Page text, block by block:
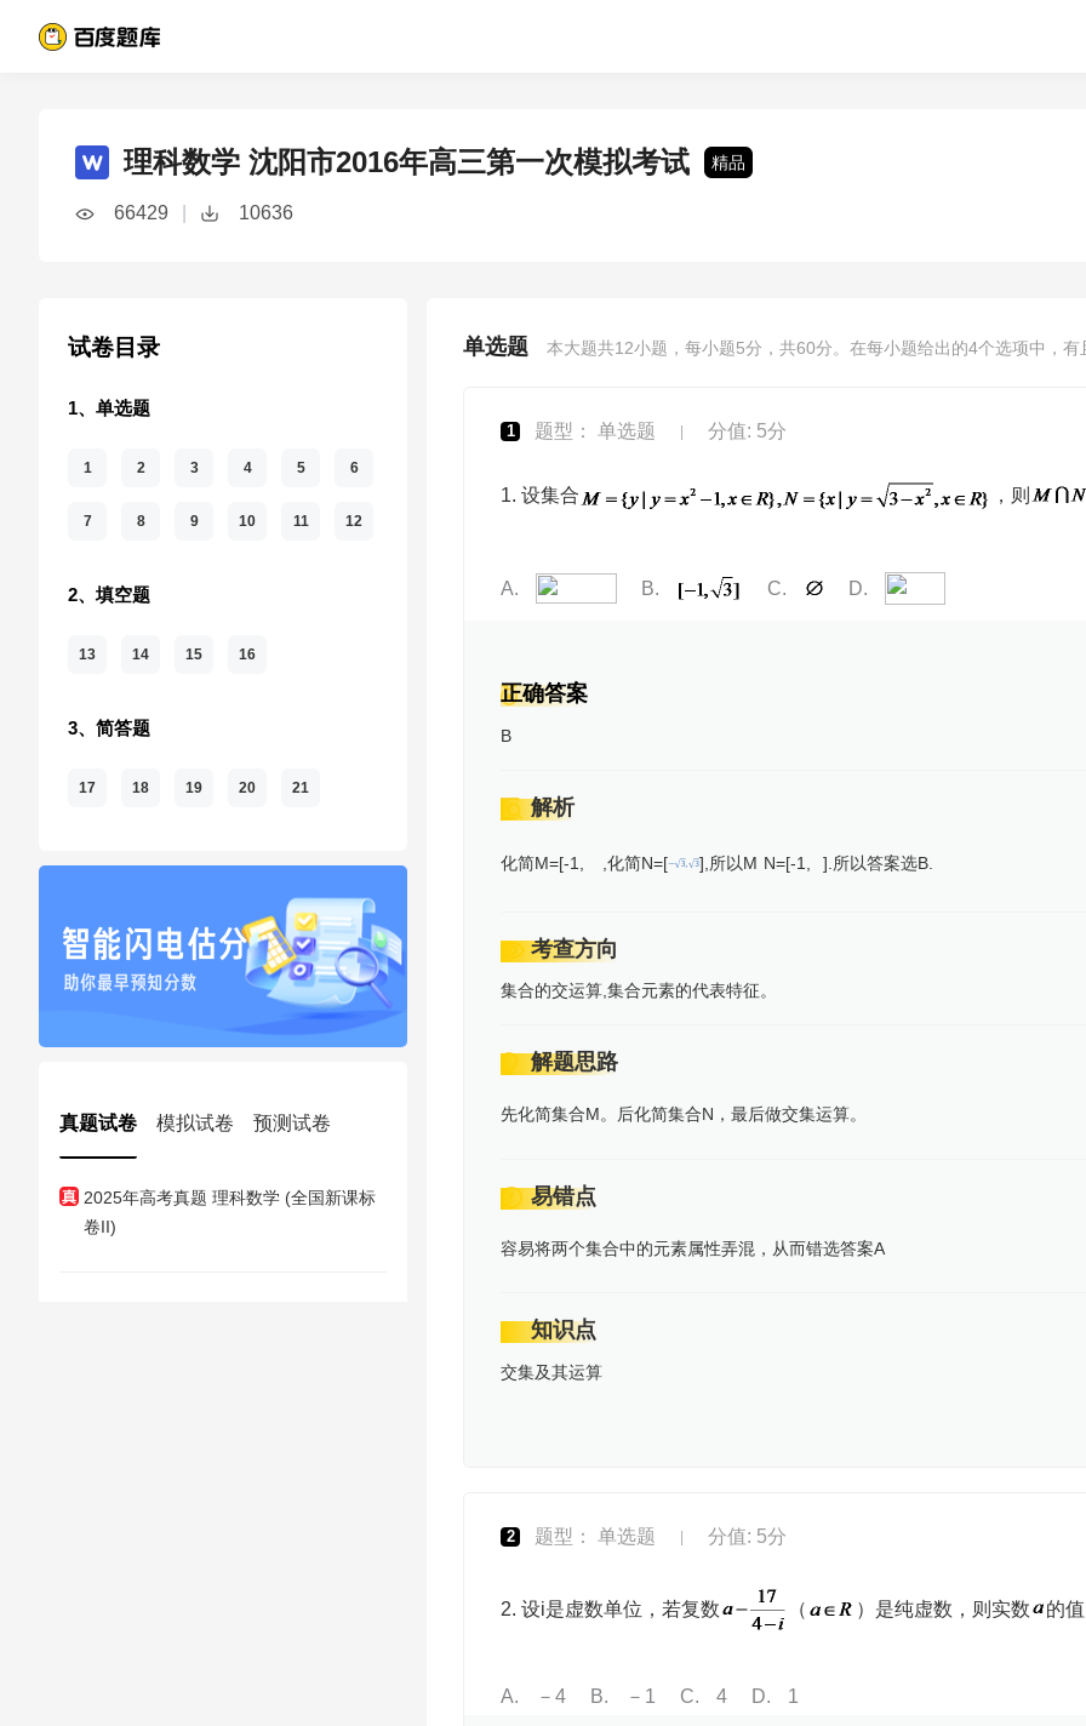
理科数学 沈阳市2016年高三第一次模拟考试 精品
66429 10636
试卷目录
1、单选题
1 2 3 4 5 6
7 8 9 10 11 12
2、填空题
13 14 15 16
3、简答题
17 18 19 20 21
真题试卷 模拟试卷 预测试卷
2025年高考真题 理科数学 (全国新课标
卷II)
单选题 本大题共12小题，每小题5分，共60分。在每小题给出的4个选项中，有
1 题型： 单选题 | 分值: 5分
1. 设集合 ，则
A B C D
正确答案
B
解析
化简M=[-1, ,化简N=[ ],所以M N=[-1, ].所以答案选B.
考查方向
集合的交运算,集合元素的代表特征。
解题思路
先化简集合M。后化简集合N，最后做交集运算。
易错点
容易将两个集合中的元素属性弄混，从而错选答案A
知识点
交集及其运算
2 题型： 单选题 | 分值: 5分
2. 设i是虚数单位，若复数 （ ）是纯虚数，则实数 的
A －4 B －1 C 4 D 1